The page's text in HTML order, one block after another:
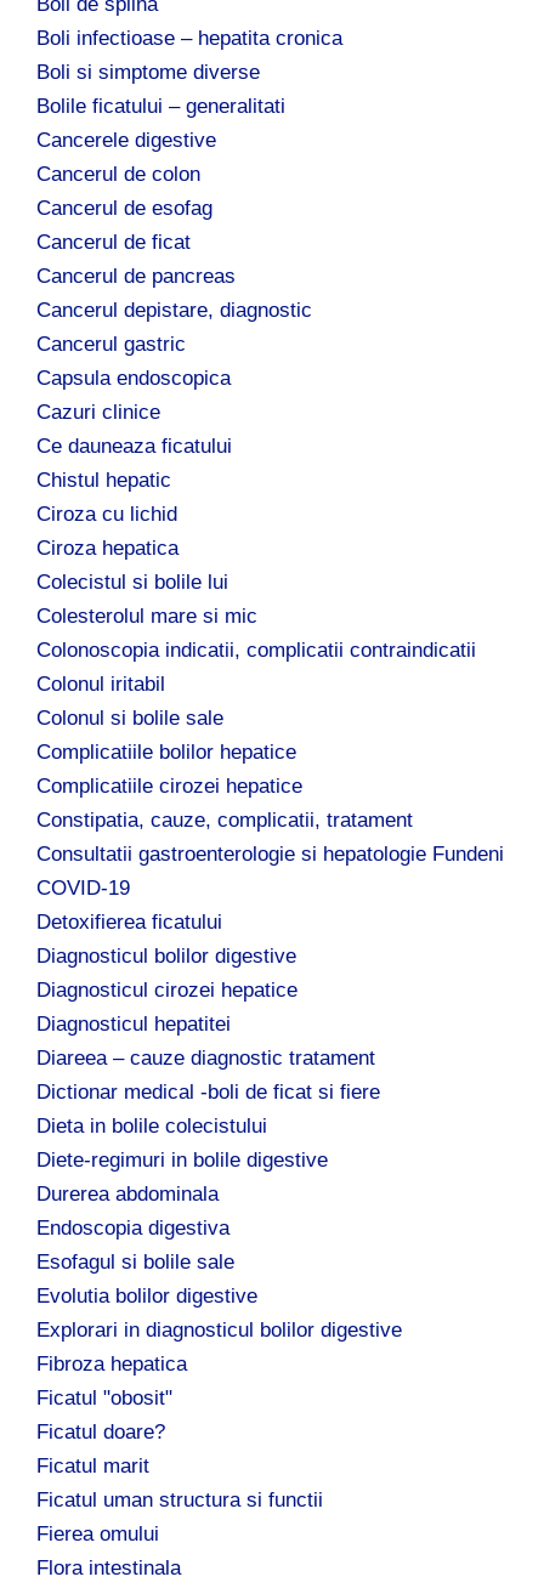
Boli infectioase – hepatita cronica
Boli si simptome diverse
Bolile ficatului – generalitati
Cancerele digestive
Cancerul de colon
Cancerul de esofag
Cancerul de ficat
Cancerul de pancreas
Cancerul depistare, diagnostic
Cancerul gastric
Capsula endoscopica
Cazuri clinice
Ce dauneaza ficatului
Chistul hepatic
Ciroza cu lichid
Ciroza hepatica
Colecistul si bolile lui
Colesterolul mare si mic
Colonoscopia indicatii, complicatii contraindicatii
Colonul iritabil
Colonul si bolile sale
Complicatiile bolilor hepatice
Complicatiile cirozei hepatice
Constipatia, cauze, complicatii, tratament
Consultatii gastroenterologie si hepatologie Fundeni
COVID-19
Detoxifierea ficatului
Diagnosticul bolilor digestive
Diagnosticul cirozei hepatice
Diagnosticul hepatitei
Diareea – cauze diagnostic tratament
Dictionar medical -boli de ficat si fiere
Dieta in bolile colecistului
Diete-regimuri in bolile digestive
Durerea abdominala
Endoscopia digestiva
Esofagul si bolile sale
Evolutia bolilor digestive
Explorari in diagnosticul bolilor digestive
Fibroza hepatica
Ficatul "obosit"
Ficatul doare?
Ficatul marit
Ficatul uman structura si functii
Fierea omului
Flora intestinala